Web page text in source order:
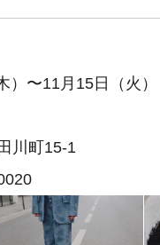
〜11月15日（火）
川町15-1